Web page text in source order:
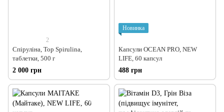
2
Спіруліна, Top Spirulina,
таблетки, 500 г
2 000 грн
Новинка
Капсули OCEAN PRO, NEW
LIFE, 60 капсул
488 грн